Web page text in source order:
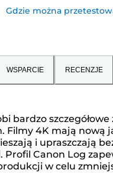
Gdzie można
WSPARCIE RECENZJE
bardzo
4K mają nową
i upraszczają
Canon Log
w celu